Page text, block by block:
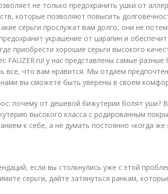
не только предохранить ушки от
которые позволяют повысить
серьги прослужат вам долго, они не
украшение от царапин и
приобрести хорошие серьги высокого
FAUZER.ru! у нас представлены самые разные
все, что вам нравится. Мы отдаем
нами вы сможете быть уверены в своем
почему от дешевой бижутерии болят уши?
высокого класса с родированным
к себе, а не думать постоянно «когда же
если вы столкнулись уже с этой
серьги, дайте затянуться ранкам,